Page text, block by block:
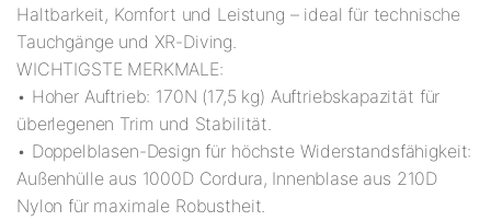
Haltbarkeit, Komfort und Leistung – ideal für technische
Tauchgänge und XR-Diving.
WICHTIGSTE MERKMALE:
• Hoher Auftrieb: 170N (17,5 kg) Auftriebskapazität für
überlegenen Trim und Stabilität.
• Doppelblasen-Design für höchste Widerstandsfähigkeit:
Außenhülle aus 1000D Cordura, Innenblase aus 210D
Nylon für maximale Robustheit.